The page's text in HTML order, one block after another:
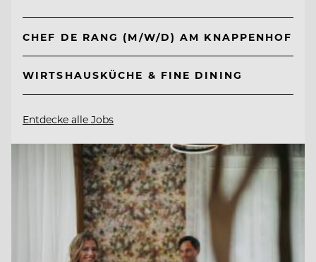
CHEF DE RANG (M/W/D) AM KNAPPENHOF
WIRTSHAUSKÜCHE & FINE DINING
Entdecke alle Jobs